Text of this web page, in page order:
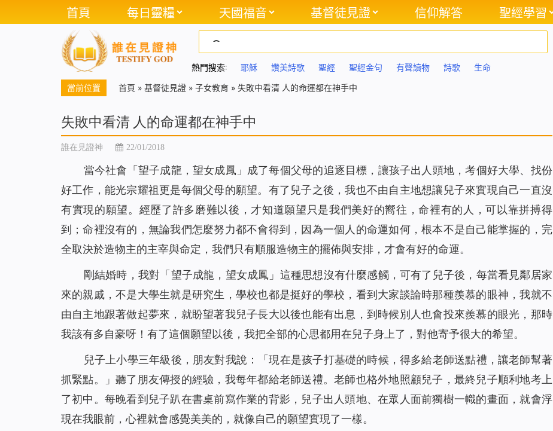
首頁 每日靈糧 天國福音 基督徒見證 信仰解答 聖經學習
熱門搜索: 耶穌 讚美詩歌 聖經 聖經金句 有聲讀物 詩歌 生命
當前位置 首頁 » 基督徒見證 » 子女教育 » 失敗中看清 人的命運都在神手中
失敗中看清 人的命運都在神手中
誰在見證神 22/01/2018
當今社會「望子成龍，望女成鳳」成了每個父母的追逐目標，讓孩子出人頭地，考個好大學、找份
好工作，能光宗耀祖更是每個父母的願望。有了兒子之後，我也不由自主地想讓兒子來實現自己一直沒
有實現的願望。經歷了許多磨難以後，才知道願望只是我們美好的嚮往，命裡有的人，可以靠拼搏得
到；命裡沒有的，無論我們怎麼努力都不會得到，因為一個人的命運如何，根本不是自己能掌握的，完
全取決於造物主的主宰與命定，我們只有順服造物主的擺佈與安排，才會有好的命運。
剛結婚時，我對「望子成龍，望女成鳳」這種思想沒有什麼感觸，可有了兒子後，每當看見鄰居家
來的親戚，不是大學生就是研究生，學校也都是挺好的學校，看到大家談論時那種羨慕的眼神，我就不
由自主地跟著做起夢來，就盼望著我兒子長大以後也能有出息，到時候別人也會投來羨慕的眼光，那時
我該有多自豪呀！有了這個願望以後，我把全部的心思都用在兒子身上了，對他寄予很大的希望。
兒子上小學三年級後，朋友對我說：「現在是孩子打基礎的時候，得多給老師送點禮，讓老師幫著
抓緊點。」聽了朋友傳授的經驗，我每年都給老師送禮。老師也格外地照顧兒子，最終兒子順利地考上
了初中。每晚看到兒子趴在書桌前寫作業的背影，兒子出人頭地、在眾人面前獨樹一幟的畫面，就會浮
現在我眼前，心裡就會感覺美美的，就像自己的願望實現了一樣。